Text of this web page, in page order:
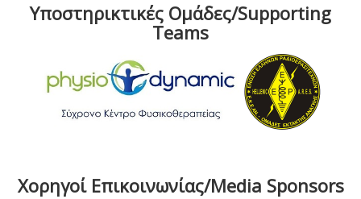
Υποστηρικτικές Ομάδες/Supporting
Teams
Χορηγοί Επικοινωνίας/Media Sponsors